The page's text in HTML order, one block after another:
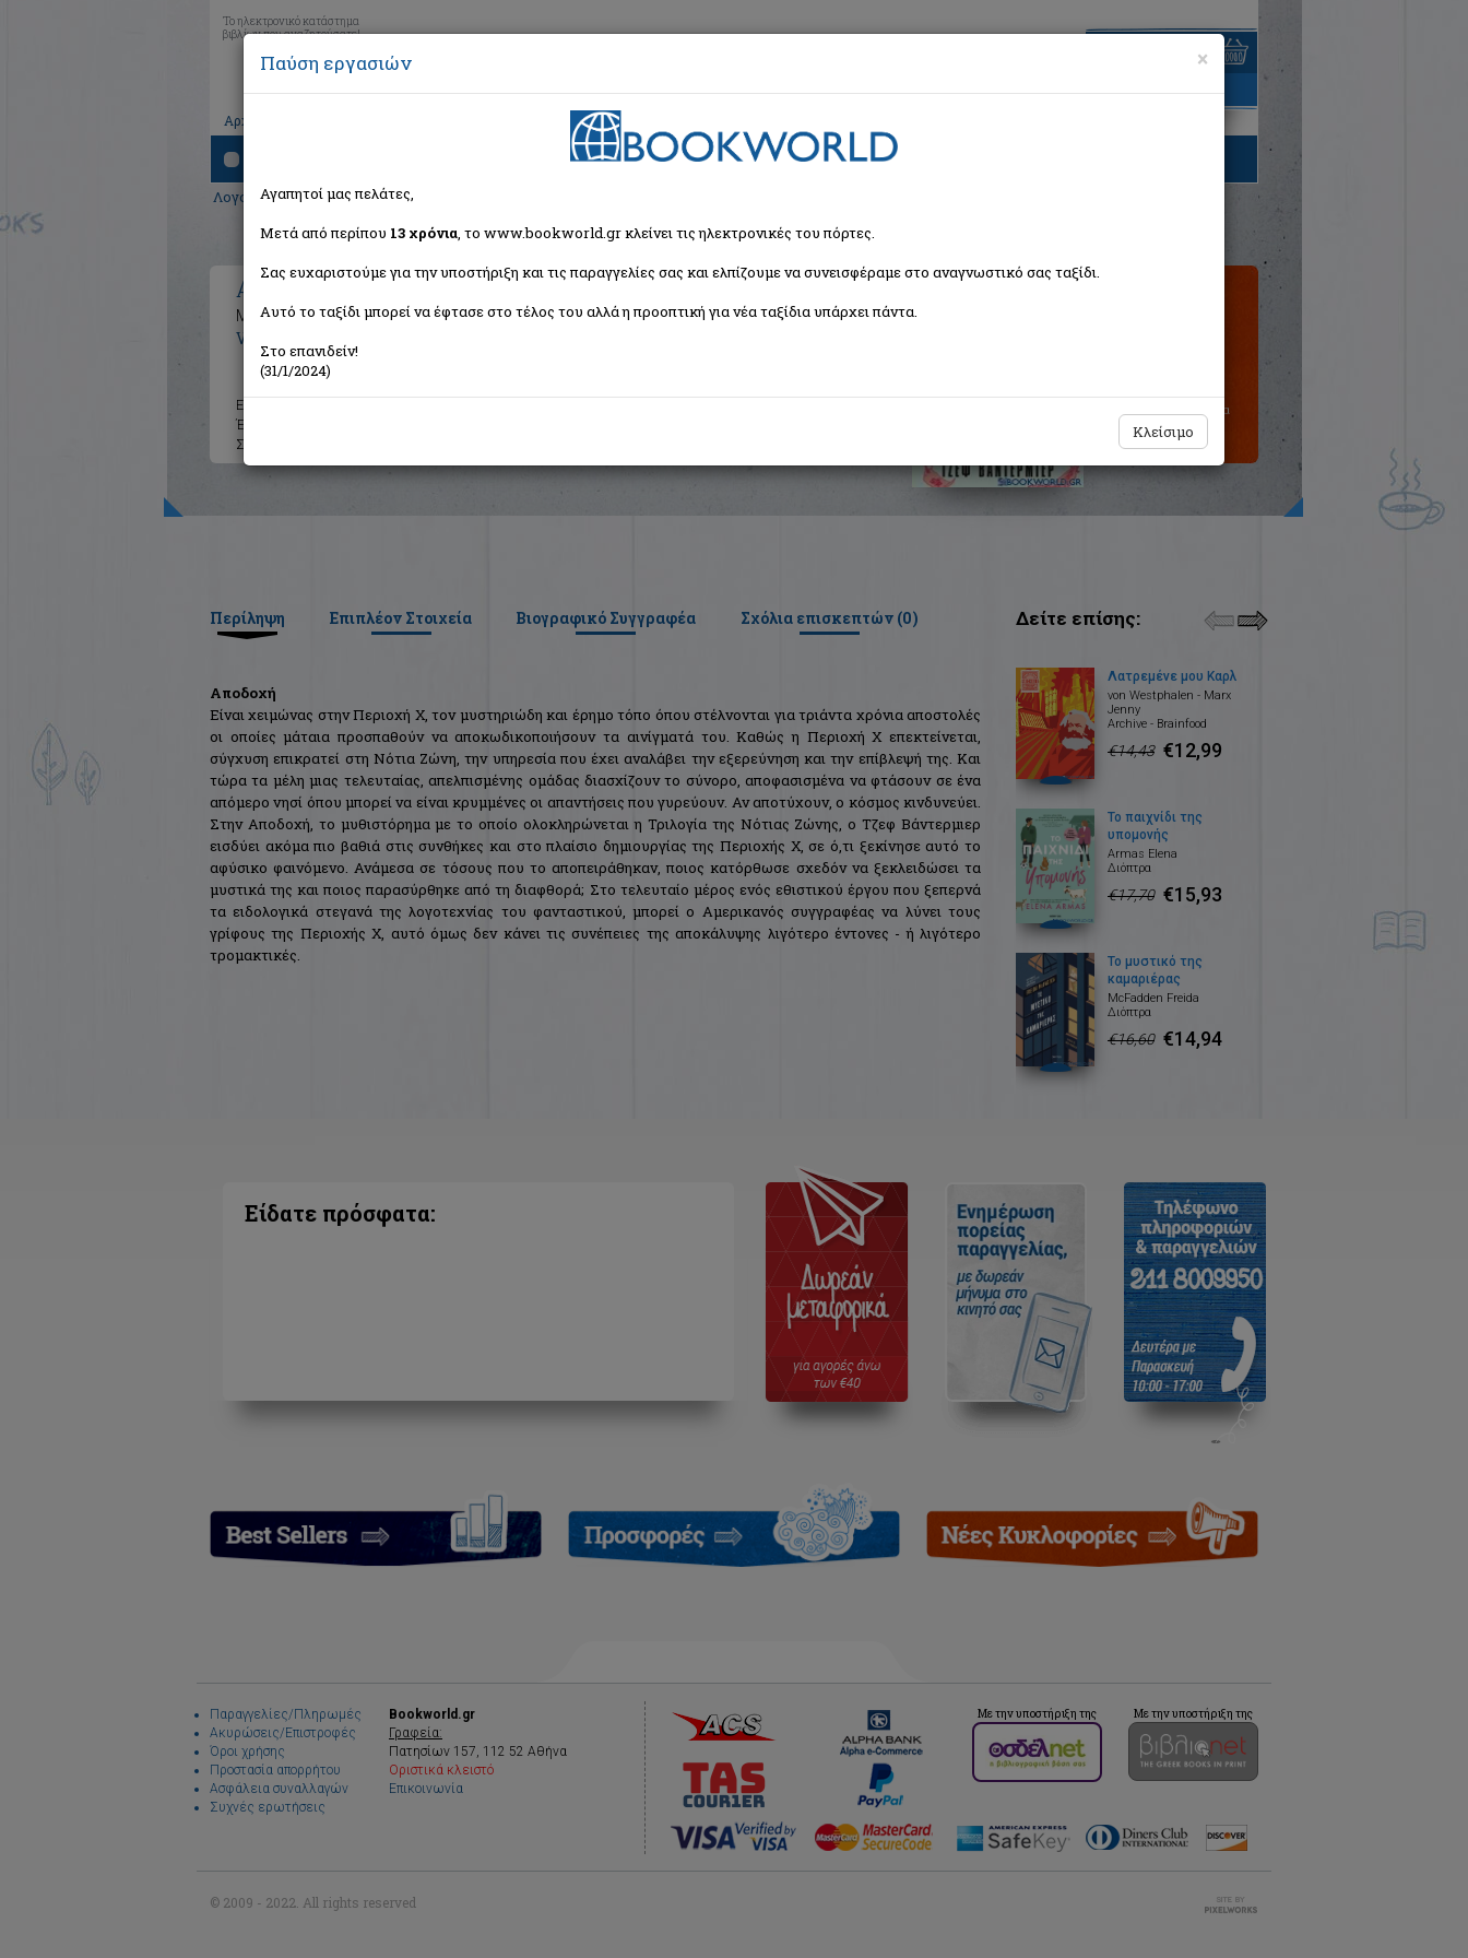
Το ηλεκτρονικό κατάστημα
βιβλίων που αναζητούσατε!
Αρχική
είναι άδειο
Λογοτεχνία>Μεταφρασμένη λογοτεχνία
Αποδοχή
Μυθιστόρημα
VanderMeer Jeff
Εκδότης:
Έτος:
Σελίδες:
Δεν υπάρχει δυνατότητα
παραγγελίας
Περίληψη Επιπλέον Στοιχεία Βιογραφικό Συγγραφέα Σχόλια επισκεπτών (0)
Αποδοχή
Είναι χειμώνας στην Περιοχή Χ, τον μυστηριώδη και έρημο τόπο όπου στέλνονται για τριάντα χρόνια αποστολές
οι οποίες μάταια προσπαθούν να αποκωδικοποιήσουν τα αινίγματά του. Καθώς η Περιοχή Χ επεκτείνεται,
σύγχυση επικρατεί στη Νότια Ζώνη, την υπηρεσία που έχει αναλάβει την εξερεύνηση και την επίβλεψή της. Και
τώρα τα μέλη μιας τελευταίας, απελπισμένης ομάδας διασχίζουν το σύνορο, αποφασισμένα να φτάσουν σε ένα
απόμερο νησί όπου μπορεί να είναι κρυμμένες οι απαντήσεις που γυρεύουν. Αν αποτύχουν, ο κόσμος κινδυνεύει.
Στην Αποδοχή, το μυθιστόρημα με το οποίο ολοκληρώνεται η Τριλογία της Νότιας Ζώνης, ο Τζεφ Βάντερμιερ
εισδύει ακόμα πιο βαθιά στις συνθήκες και στο πλαίσιο δημιουργίας της Περιοχής Χ, σε ό,τι ξεκίνησε αυτό το
αφύσικο φαινόμενο. Ανάμεσα σε τόσους που το αποπειράθηκαν, ποιος κατόρθωσε σχεδόν να ξεκλειδώσει τα
μυστικά της και ποιος παρασύρθηκε από τη διαφθορά; Στο τελευταίο μέρος ενός εθιστικού έργου που ξεπερνά
τα ειδολογικά στεγανά της λογοτεχνίας του φανταστικού, μπορεί ο Αμερικανός συγγραφέας να λύνει τους
γρίφους της Περιοχής Χ, αυτό όμως δεν κάνει τις συνέπειες της αποκάλυψης λιγότερο έντονες - ή λιγότερο
τρομακτικές.
Δείτε επίσης:
Λατρεμένε μου Καρλ
von Westphalen - Marx
Jenny
Archive - Brainfood
€14,43 €12,99
Το παιχνίδι της
υπομονής
Armas Elena
Διόπτρα
€17,70 €15,93
Το μυστικό της
καμαριέρας
McFadden Freida
Διόπτρα
€16,60 €14,94
Είδατε πρόσφατα:
Παραγγελίες/Πληρωμές
Ακυρώσεις/Επιστροφές
Όροι χρήσης
Προστασία απορρήτου
Ασφάλεια συναλλαγών
Συχνές ερωτήσεις
Bookworld.gr
Γραφεία:
Πατησίων 157, 112 52 Αθήνα
Οριστικά κλειστό
Επικοινωνία
Με την υποστήριξη της Με την υποστήριξη της
© 2009 - 2022. All rights reserved
×
Παύση εργασιών
Αγαπητοί μας πελάτες,
Μετά από περίπου 13 χρόνια, το www.bookworld.gr κλείνει τις ηλεκτρονικές του πόρτες.
Σας ευχαριστούμε για την υποστήριξη και τις παραγγελίες σας και ελπίζουμε να συνεισφέραμε στο αναγνωστικό σας ταξίδι.
Αυτό το ταξίδι μπορεί να έφτασε στο τέλος του αλλά η προοπτική για νέα ταξίδια υπάρχει πάντα.
Στο επανιδείν!
(31/1/2024)
Κλείσιμο